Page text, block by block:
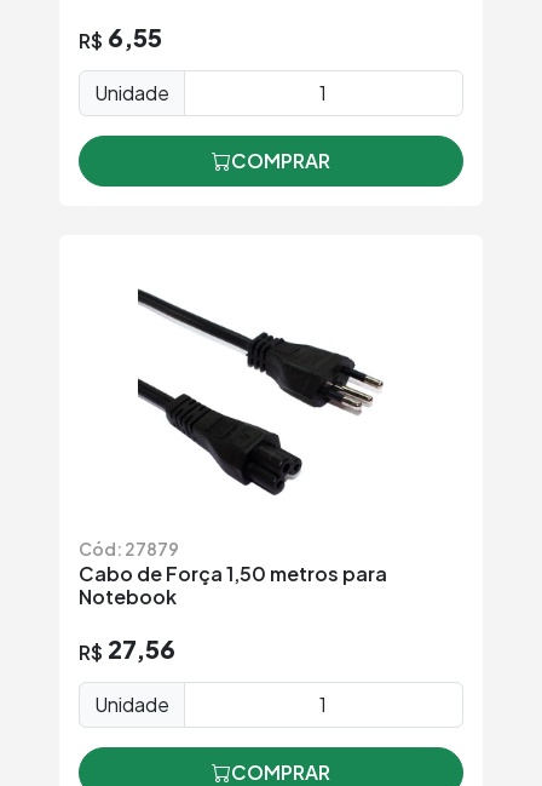
R$ 6,55
Unidade
COMPRAR
Cód: 27879
Cabo de Força 1,50 metros para
Notebook
R$ 27,56
Unidade
COMPRAR